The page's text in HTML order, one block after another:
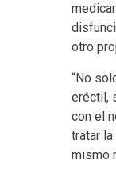
otro
“No
eréctil,
con el
tratar
mismo